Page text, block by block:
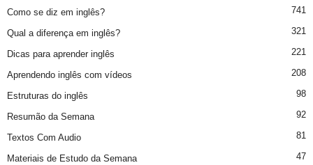
Como se diz em inglês? 741
Qual a diferença em inglês? 321
Dicas para aprender inglês 221
Aprendendo inglês com vídeos 208
Estruturas do inglês 98
Resumão da Semana 92
Textos Com Audio 81
Materiais de Estudo da Semana 47